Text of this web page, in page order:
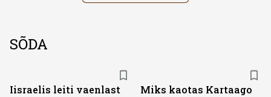
SÕDA
Iisraelis leiti vaenlast
Miks kaotas Kartaago